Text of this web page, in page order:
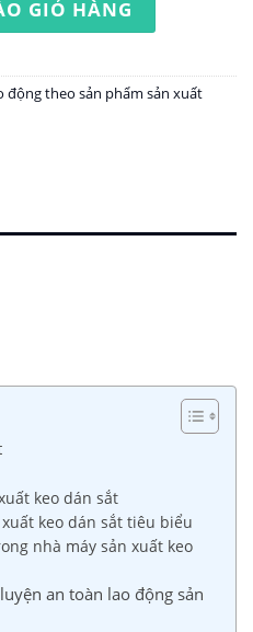
GIỎ HÀNG
động theo sản phẩm sản xuất
keo dán sắt
keo dán sắt tiêu biểu
nhà máy sản xuất keo
an toàn lao động sản